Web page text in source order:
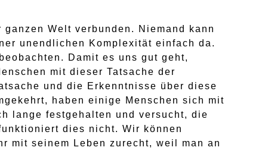
Welt verbunden. Niemand kann
unendlichen Komplexität einfach da.
Damit es uns gut geht,
mit dieser Tatsache der
und die Erkenntnisse über diese
haben einige Menschen sich mit
lange festgehalten und versucht, die
dies nicht. Wir können
mit seinem Leben zurecht, weil man an